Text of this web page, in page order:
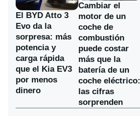
El BYD Atto 3
Evo da la
sorpresa: más
potencia y
carga rápida
que el Kia EV3
por menos
dinero
Cambiar el
motor de un
coche de
combustión
puede costar
más que la
batería de un
coche eléctrico:
las cifras
sorprenden